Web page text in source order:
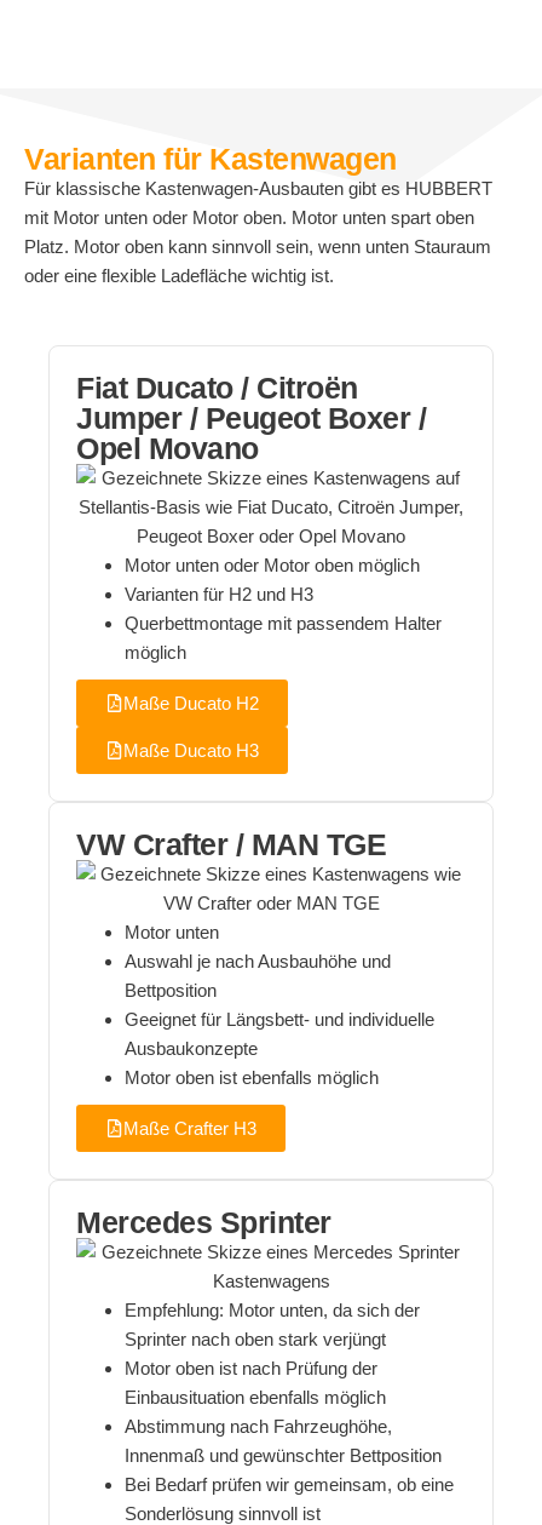
Varianten für Kastenwagen
Für klassische Kastenwagen-Ausbauten gibt es HUBBERT
mit Motor unten oder Motor oben. Motor unten spart oben
Platz. Motor oben kann sinnvoll sein, wenn unten Stauraum
oder eine flexible Ladefläche wichtig ist.
Fiat Ducato / Citroën
Jumper / Peugeot Boxer /
Opel Movano
Motor unten oder Motor oben möglich
Varianten für H2 und H3
Querbettmontage mit passendem Halter
möglich
Maße Ducato H2
Maße Ducato H3
VW Crafter / MAN TGE
Motor unten
Auswahl je nach Ausbauhöhe und
Bettposition
Geeignet für Längsbett- und individuelle
Ausbaukonzepte
Motor oben ist ebenfalls möglich
Maße Crafter H3
Mercedes Sprinter
Empfehlung: Motor unten, da sich der
Sprinter nach oben stark verjüngt
Motor oben ist nach Prüfung der
Einbausituation ebenfalls möglich
Abstimmung nach Fahrzeughöhe,
Innenmaß und gewünschter Bettposition
Bei Bedarf prüfen wir gemeinsam, ob eine
Sonderlösung sinnvoll ist